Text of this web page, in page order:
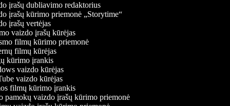
įrašų dubliavimo redaktorius
įrašų kūrimo priemonė „Storytime“
įrašų vertėjas
vaizdo įrašų kūrėjas
filmų kūrimo priemonė
filmų kūrėjas
kūrimo įrankis
vaizdo kūrėjas
vaizdo kūrėjas
filmų kūrimo įrankis
vaizdo įrašų kūrimo priemonė